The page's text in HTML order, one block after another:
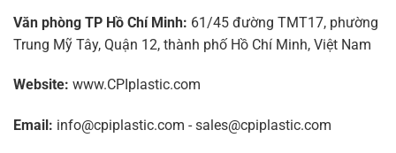
Văn phòng TP Hồ Chí Minh: 61/45 đường TMT17, phường
Trung Mỹ Tây, Quận 12, thành phố Hồ Chí Minh, Việt Nam
Website: www.CPIplastic.com
Email: info@cpiplastic.com - sales@cpiplastic.com